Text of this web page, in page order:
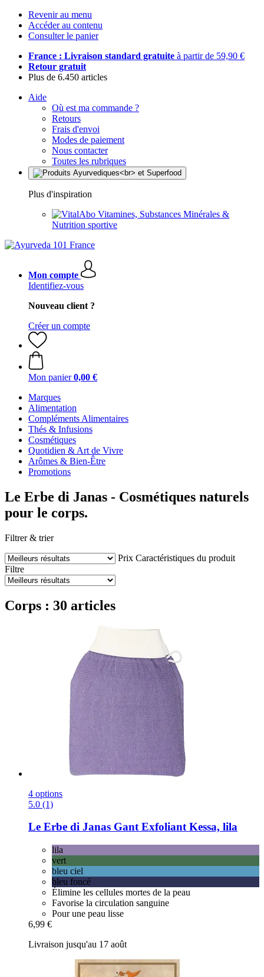
Revenir au menu
Accéder au contenu
Consulter le panier
France : Livraison standard gratuite à partir de 59,90 €
Retour gratuit
Plus de 6.450 articles
Aide
Où est ma commande ?
Retours
Frais d'envoi
Modes de paiement
Nous contacter
Toutes les rubriques
Plus d'inspiration
Vitamines, Substances Minérales &
Nutrition sportive
Mon compte
Identifiez-vous
Nouveau client ?
Créer un compte
Mon panier 0,00 €
Marques
Alimentation
Compléments Alimentaires
Thés & Infusions
Cosmétiques
Quotidien & Art de Vivre
Arômes & Bien-Être
Promotions
Le Erbe di Janas - Cosmétiques naturels
pour le corps.
Filtrer & trier
Prix Caractéristiques du produit
Filtre
Corps : 30 articles
4 options
5.0 (1)
Le Erbe di Janas Gant Exfoliant Kessa, lila
lila
vert
bleu ciel
bleu foncé
Élimine les cellules mortes de la peau
Favorise la circulation sanguine
Pour une peau lisse
6,99 €
Livraison jusqu'au 17 août